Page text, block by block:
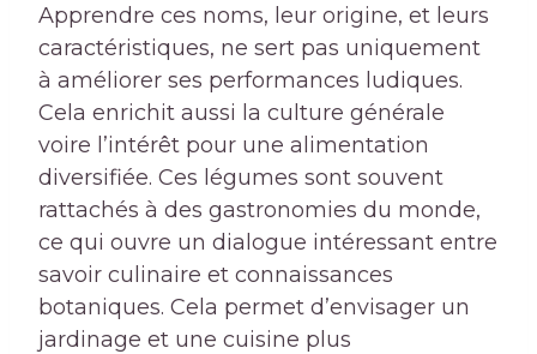
Apprendre ces noms, leur origine, et leurs
caractéristiques, ne sert pas uniquement
à améliorer ses performances ludiques.
Cela enrichit aussi la culture générale
voire l’intérêt pour une alimentation
diversifiée. Ces légumes sont souvent
rattachés à des gastronomies du monde,
ce qui ouvre un dialogue intéressant entre
savoir culinaire et connaissances
botaniques. Cela permet d’envisager un
jardinage et une cuisine plus